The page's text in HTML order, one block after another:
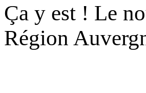
Ça y est ! Le
Région